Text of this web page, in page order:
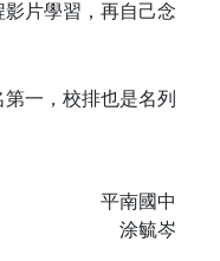
片學習，再自己念
一，校排也是名列
平南國中
涂毓岑